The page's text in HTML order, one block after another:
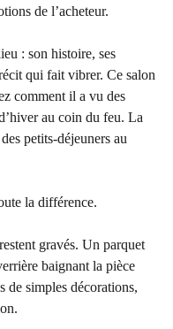
de l’acheteur.
: son histoire, ses
qui fait vibrer. Ce salon
comment il a vu des
au coin du feu. La
petits-déjeuners au
la différence.
gravés. Un parquet
baignant la pièce
de simples décorations,